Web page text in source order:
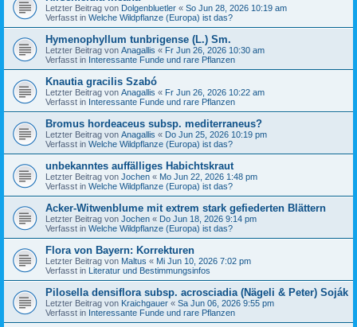
Letzter Beitrag von Dolgenbluetler « So Jun 28, 2026 10:19 am
Verfasst in Welche Wildpflanze (Europa) ist das?
Hymenophyllum tunbrigense (L.) Sm.
Letzter Beitrag von Anagallis « Fr Jun 26, 2026 10:30 am
Verfasst in Interessante Funde und rare Pflanzen
Knautia gracilis Szabó
Letzter Beitrag von Anagallis « Fr Jun 26, 2026 10:22 am
Verfasst in Interessante Funde und rare Pflanzen
Bromus hordeaceus subsp. mediterraneus?
Letzter Beitrag von Anagallis « Do Jun 25, 2026 10:19 pm
Verfasst in Welche Wildpflanze (Europa) ist das?
unbekanntes auffälliges Habichtskraut
Letzter Beitrag von Jochen « Mo Jun 22, 2026 1:48 pm
Verfasst in Welche Wildpflanze (Europa) ist das?
Acker-Witwenblume mit extrem stark gefiederten Blättern
Letzter Beitrag von Jochen « Do Jun 18, 2026 9:14 pm
Verfasst in Welche Wildpflanze (Europa) ist das?
Flora von Bayern: Korrekturen
Letzter Beitrag von Maltus « Mi Jun 10, 2026 7:02 pm
Verfasst in Literatur und Bestimmungsinfos
Pilosella densiflora subsp. acrosciadia (Nägeli & Peter) Soják
Letzter Beitrag von Kraichgauer « Sa Jun 06, 2026 9:55 pm
Verfasst in Interessante Funde und rare Pflanzen